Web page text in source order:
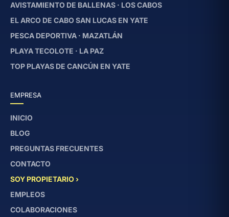
AVISTAMIENTO DE BALLENAS · LOS CABOS
EL ARCO DE CABO SAN LUCAS EN YATE
PESCA DEPORTIVA · MAZATLÁN
PLAYA TECOLOTE · LA PAZ
TOP PLAYAS DE CANCÚN EN YATE
EMPRESA
INICIO
BLOG
PREGUNTAS FRECUENTES
CONTACTO
SOY PROPIETARIO ›
EMPLEOS
COLABORACIONES